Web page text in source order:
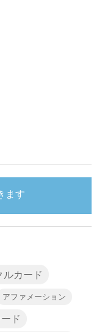
ます
ルカード
アファメーション
ド